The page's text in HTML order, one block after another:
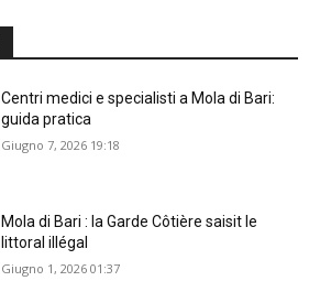
Centri medici e specialisti a Mola di Bari:
guida pratica
Giugno 7, 2026 19:18
Mola di Bari : la Garde Côtière saisit le
littoral illégal
Giugno 1, 2026 01:37